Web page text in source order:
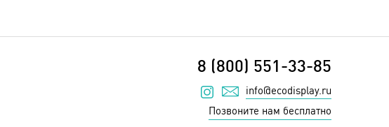
8 (800) 551-33-85
Наш инстаграм
info@ecodisplay.ru
Позвоните нам бесплатно